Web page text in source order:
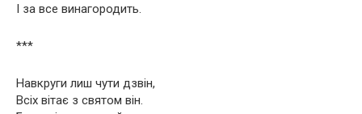
І за все винагородить.
***
Навкруги лиш чути дзвін,
Всіх вітає з святом він.